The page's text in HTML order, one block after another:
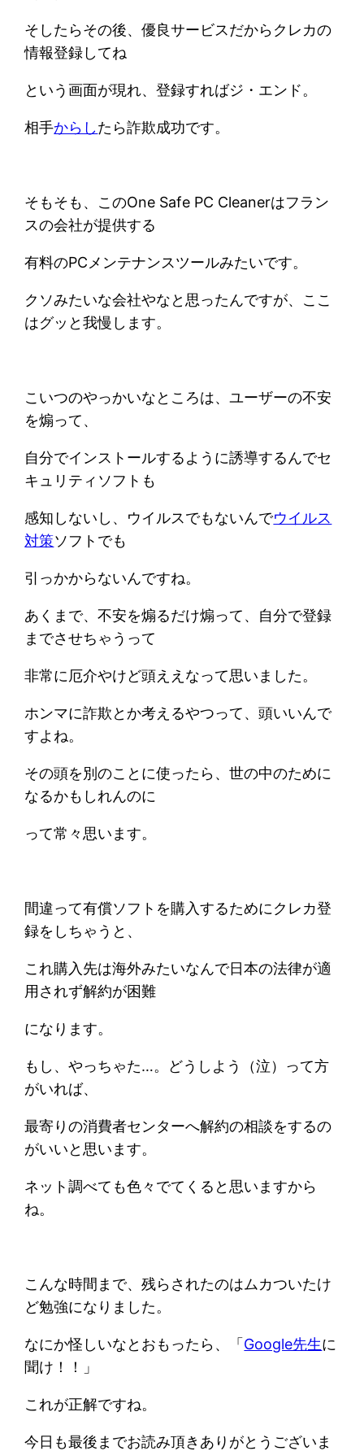
そしたらその後、優良サービスだからクレカの
情報登録してね
という画面が現れ、登録すればジ・エンド。
相手からしたら詐欺成功です。
そもそも、このOne Safe PC Cleanerはフラン
スの会社が提供する
有料のPCメンテナンスツールみたいです。
クソみたいな会社やなと思ったんですが、ここ
はグッと我慢します。
こいつのやっかいなところは、ユーザーの不安
を煽って、
自分でインストールするように誘導するんでセ
キュリティソフトも
感知しないし、ウイルスでもないんでウイルス
対策ソフトでも
引っかからないんですね。
あくまで、不安を煽るだけ煽って、自分で登録
までさせちゃうって
非常に厄介やけど頭ええなって思いました。
ホンマに詐欺とか考えるやつって、頭いいんで
すよね。
その頭を別のことに使ったら、世の中のために
なるかもしれんのに
って常々思います。
間違って有償ソフトを購入するためにクレカ登
録をしちゃうと、
これ購入先は海外みたいなんで日本の法律が適
用されず解約が困難
になります。
もし、やっちゃた…。どうしよう（泣）って方
がいれば、
最寄りの消費者センターへ解約の相談をするの
がいいと思います。
ネット調べても色々でてくると思いますから
ね。
こんな時間まで、残らされたのはムカついたけ
ど勉強になりました。
なにか怪しいなとおもったら、「Google先生に
聞け！！」
これが正解ですね。
今日も最後までお読み頂きありがとうございま